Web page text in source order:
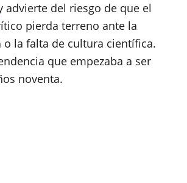
advierte del riesgo de que el
pierda terreno ante la
la falta de cultura científica.
que empezaba a ser
noventa.